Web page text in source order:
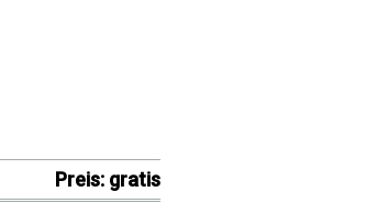
Preis: gratis